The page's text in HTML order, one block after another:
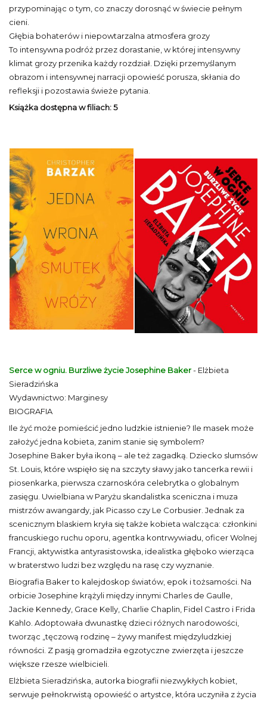
przypominając o tym, co znaczy dorosnąć w świecie pełnym
cieni.
Głębia bohaterów i niepowtarzalna atmosfera grozy
To intensywna podróż przez dorastanie, w której intensywny
klimat grozy przenika każdy rozdział. Dzięki przemyślanym
obrazom i intensywnej narracji opowieść porusza, skłania do
refleksji i pozostawia świeże pytania.
Książka dostępna w filiach: 5
Serce w ogniu. Burzliwe życie Josephine Baker- Elżbieta
Sieradzińska
Wydawnictwo: Marginesy
BIOGRAFIA
Ile żyć może pomieścić jedno ludzkie istnienie? Ile masek może
założyć jedna kobieta, zanim stanie się symbolem?
Josephine Baker była ikoną – ale też zagadką. Dziecko slumsów
St. Louis, które wspięło się na szczyty sławy jako tancerka rewii i
piosenkarka, pierwsza czarnoskóra celebrytka o globalnym
zasięgu. Uwielbiana w Paryżu skandalistka sceniczna i muza
mistrzów awangardy, jak Picasso czy Le Corbusier. Jednak za
scenicznym blaskiem kryła się także kobieta walcząca: członkini
francuskiego ruchu oporu, agentka kontrwywiadu, oficer Wolnej
Francji, aktywistka antyrasistowska, idealistka głęboko wierząca
w braterstwo ludzi bez względu na rasę czy wyznanie.
Biografia Baker to kalejdoskop światów, epok i tożsamości. Na
orbicie Josephine krążyli między innymi Charles de Gaulle,
Jackie Kennedy, Grace Kelly, Charlie Chaplin, Fidel Castro i Frida
Kahlo. Adoptowała dwunastkę dzieci różnych narodowości,
tworząc „tęczową rodzinę – żywy manifest międzyludzkiej
równości. Z pasją gromadziła egzotyczne zwierzęta i jeszcze
większe rzesze wielbicieli.
Elżbieta Sieradzińska, autorka biografii niezwykłych kobiet,
serwuje pełnokrwistą opowieść o artystce, która uczyniła z życia